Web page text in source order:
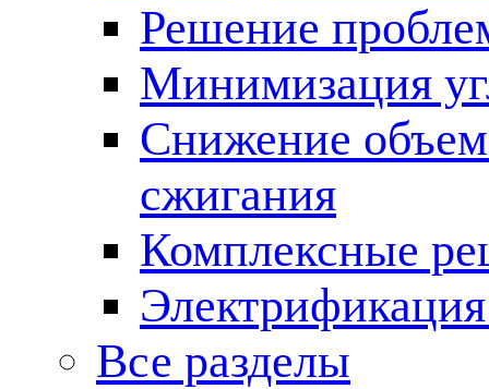
Решение
Минимизация
Снижение
сжигания
Комплексные
Все разделы